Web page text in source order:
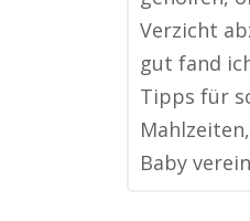
Verzicht
gut fand
Tipps für
Baby